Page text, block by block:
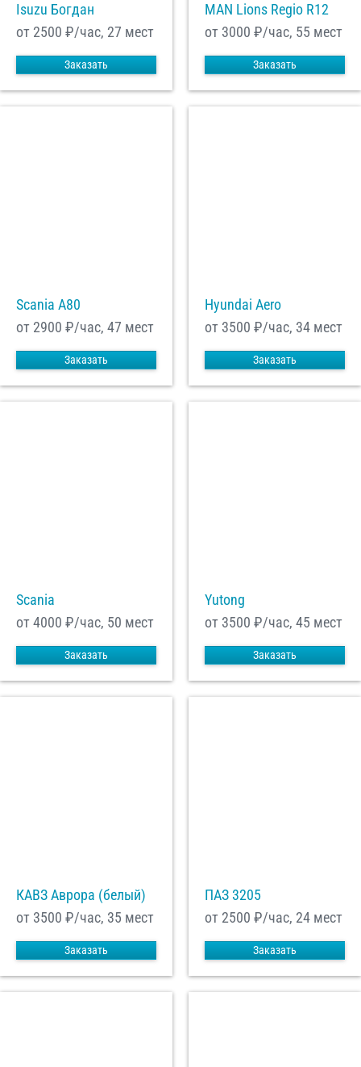
Isuzu Богдан
от 2500 ₽/час, 27 мест
Заказать
MAN Lions Regio R12
от 3000 ₽/час, 55 мест
Заказать
Scania A80
от 2900 ₽/час, 47 мест
Заказать
Hyundai Aero
от 3500 ₽/час, 34 мест
Заказать
Scania
от 4000 ₽/час, 50 мест
Заказать
Yutong
от 3500 ₽/час, 45 мест
Заказать
КАВЗ Аврора (белый)
от 3500 ₽/час, 35 мест
Заказать
ПАЗ 3205
от 2500 ₽/час, 24 мест
Заказать